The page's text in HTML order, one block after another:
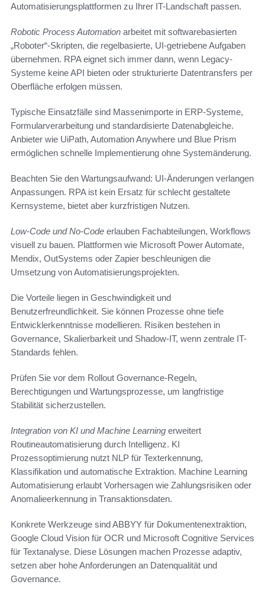
Automatisierungsplattformen zu Ihrer IT-Landschaft passen.
Robotic Process Automation arbeitet mit softwarebasierten
„Roboter“-Skripten, die regelbasierte, UI-getriebene Aufgaben
übernehmen. RPA eignet sich immer dann, wenn Legacy-
Systeme keine API bieten oder strukturierte Datentransfers per
Oberfläche erfolgen müssen.
Typische Einsatzfälle sind Massenimporte in ERP-Systeme,
Formularverarbeitung und standardisierte Datenabgleiche.
Anbieter wie UiPath, Automation Anywhere und Blue Prism
ermöglichen schnelle Implementierung ohne Systemänderung.
Beachten Sie den Wartungsaufwand: UI-Änderungen verlangen
Anpassungen. RPA ist kein Ersatz für schlecht gestaltete
Kernsysteme, bietet aber kurzfristigen Nutzen.
Low-Code und No-Code erlauben Fachabteilungen, Workflows
visuell zu bauen. Plattformen wie Microsoft Power Automate,
Mendix, OutSystems oder Zapier beschleunigen die
Umsetzung von Automatisierungsprojekten.
Die Vorteile liegen in Geschwindigkeit und
Benutzerfreundlichkeit. Sie können Prozesse ohne tiefe
Entwicklerkenntnisse modellieren. Risiken bestehen in
Governance, Skalierbarkeit und Shadow-IT, wenn zentrale IT-
Standards fehlen.
Prüfen Sie vor dem Rollout Governance-Regeln,
Berechtigungen und Wartungsprozesse, um langfristige
Stabilität sicherzustellen.
Integration von KI und Machine Learning erweitert
Routineautomatisierung durch Intelligenz. KI
Prozessoptimierung nutzt NLP für Texterkennung,
Klassifikation und automatische Extraktion. Machine Learning
Automatisierung erlaubt Vorhersagen wie Zahlungsrisiken oder
Anomalieerkennung in Transaktionsdaten.
Konkrete Werkzeuge sind ABBYY für Dokumentenextraktion,
Google Cloud Vision für OCR und Microsoft Cognitive Services
für Textanalyse. Diese Lösungen machen Prozesse adaptiv,
setzen aber hohe Anforderungen an Datenqualität und
Governance.